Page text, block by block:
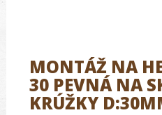
MONTÁŽ NA
30 PEVNÁ NA
KRÚŽKY